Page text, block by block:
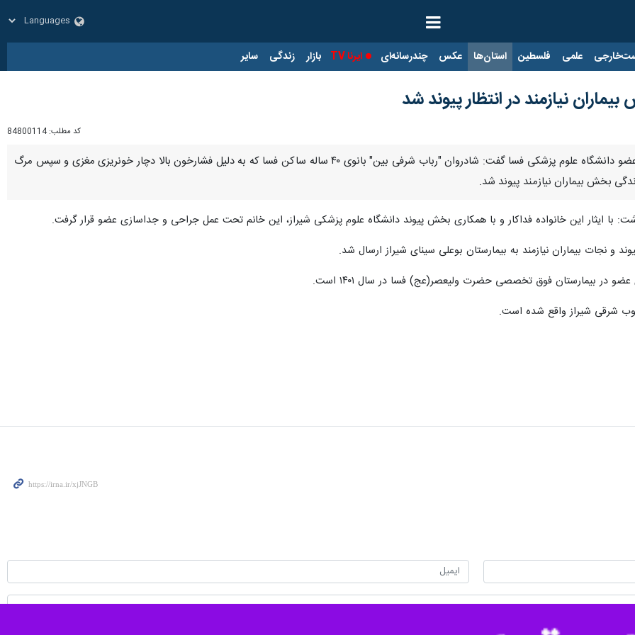
علمی فلسطین استان‌ها عکس چندرسانه‌ای ایرنا TV بازار زندگی سایر
نیازمند در انتظار پیوند شد
کد مطلب: 84800114